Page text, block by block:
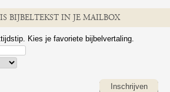
BIJBELTEKST IN JE MAILBOX
Kies je favoriete bijbelvertaling.
Inschrijven